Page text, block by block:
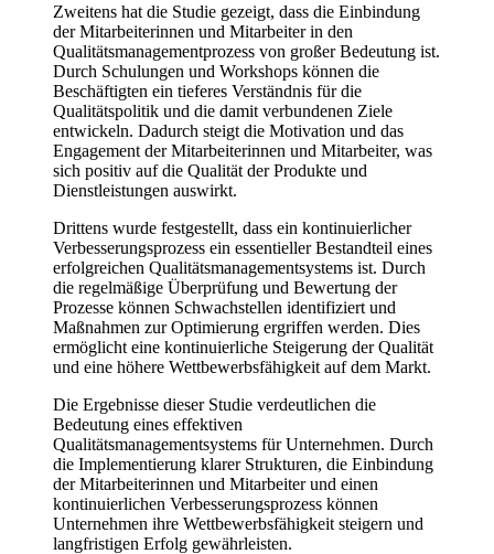
Zweitens ‍hat die Studie⁣ gezeigt, dass die Einbindung
der Mitarbeiterinnen und Mitarbeiter in den
⁢Qualitätsmanagementprozess von großer ⁣Bedeutung ist.
Durch Schulungen ⁤und Workshops können ⁣die
Beschäftigten ein tieferes⁢ Verständnis für die
Qualitätspolitik und die damit⁣ verbundenen ‍Ziele
entwickeln. Dadurch ‌steigt⁣ die ⁣Motivation und das
Engagement der⁣ Mitarbeiterinnen ‍und Mitarbeiter, was
sich positiv auf die Qualität der Produkte und ​
Dienstleistungen auswirkt.
Drittens ⁢wurde festgestellt, ‍dass⁤ ein kontinuierlicher​
Verbesserungsprozess ⁣ein essentieller Bestandteil eines
erfolgreichen ⁣Qualitätsmanagementsystems ​ist. Durch
die regelmäßige⁤ Überprüfung und Bewertung der
Prozesse können Schwachstellen identifiziert und
Maßnahmen zur Optimierung⁢ ergriffen werden. Dies
ermöglicht eine kontinuierliche⁢ Steigerung der Qualität
und eine⁤ höhere Wettbewerbsfähigkeit auf dem Markt.
Die Ergebnisse dieser Studie‍ verdeutlichen‌ die
Bedeutung eines effektiven
Qualitätsmanagementsystems‍ für Unternehmen. Durch
die Implementierung klarer ‌Strukturen, die⁣ Einbindung
der ‌Mitarbeiterinnen und Mitarbeiter und⁤ einen
kontinuierlichen Verbesserungsprozess können
Unternehmen ihre Wettbewerbsfähigkeit steigern und‍
langfristigen Erfolg ⁢gewährleisten.